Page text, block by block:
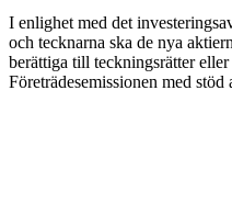
I enlighet med det
och tecknarna ska de nya
berättiga till teckningsrätter
Företrädesemissionen med stöd